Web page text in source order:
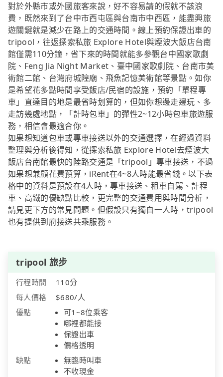
對於外縣市或外國旅客來說，好不容易請的假就不該浪
費，既然來到了台中市西屯區與台南市中西區，能盡興旅
遊關鍵就是減少在路上的交通時間。線上預約保證出車的
tripool，往返探索私旅 Explore Hotel與煙波大飯店台南
館僅需110分鐘，省下來的時間就能多參觀台中國家歌劇
院、Feng Jia Night Market、臺中國家歌劇院、台南市美
術館二館、台灣府城隍廟、飛魚記憶美術館等景點。如你
是希望花多點時間享受飯店/民宿的設施，預約「單程專
車」直達目的地是最省時划算的，但如你想邊走邊玩、多
走訪幾處地點，「計時包車」的彈性2~12小時包車旅遊服
務，相信會最適合你。
如果想知道包車或專車接送以外的交通選擇，在經過資料
整理與分析後得知，從探索私旅 Explore Hotel去煙波大
飯店台南館最快的陸路交通是「tripool」專車接送，不過
如果想兼顧花費預算，iRent在4~8人時能最省錢。以下表
格中的資料是預設在4人時，專車接送、租車自駕、計程
車、高鐵的優缺點比較，更完整的交通費用與時間分析，
請見更下方的常見問題。但假設只有獨自一人時，tripool
也有提供到府接送共乘服務。
tripool 旅步
行程時間
110分
每人價格
$680/人
優點
可1~8位乘客
哪裡都能接
保證出車
價格透明
缺點
無臨時叫車
不收現金